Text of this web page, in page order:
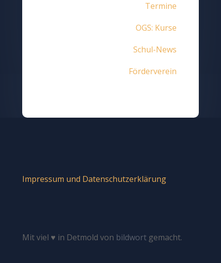
Termine
OGS: Kurse
Schul-News
Förderverein
Impressum und Datenschutzerklärung
Mit viel ♥ in Detmold von bildwortgemacht.